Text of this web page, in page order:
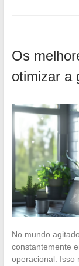
Os
otimizar a
No mundo
constantemente
operacional. Isso